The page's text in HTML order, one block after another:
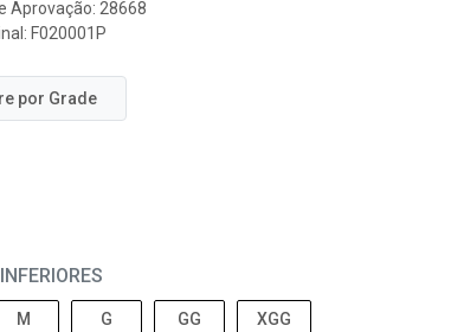
Aprovação: 28668
F020001P
por Grade
M G GG XGG